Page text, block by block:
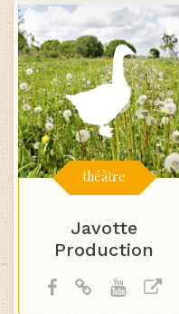
théâtre
Javotte
Production